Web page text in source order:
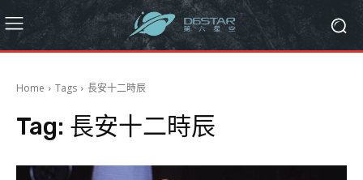
Home Tags 長安十二時辰
Tag: 長安十二時辰